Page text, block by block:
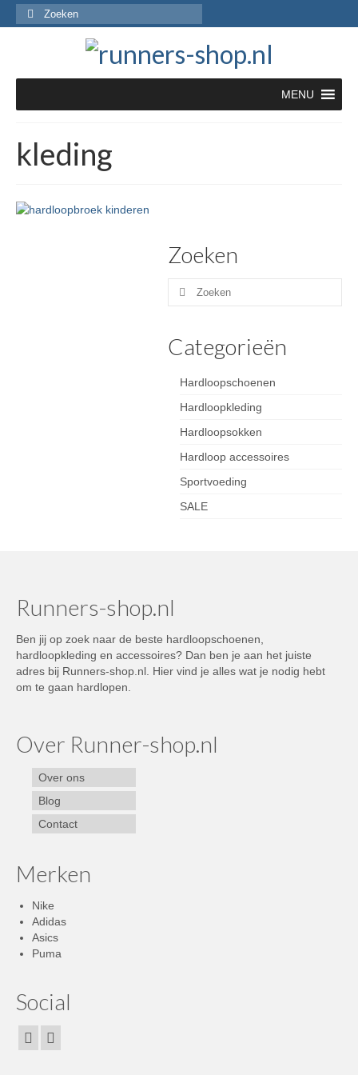
Zoeken
naar:
MENU
kleding
Zoeken
Zoeken
Categorieën
Hardloopschoenen
Hardloopkleding
Hardloopsokken
Hardloop accessoires
Sportvoeding
SALE
Runners-shop.nl
Ben jij op zoek naar de beste hardloopschoenen,
hardloopkleding en accessoires? Dan ben je aan het juiste
adres bij Runners-shop.nl. Hier vind je alles wat je nodig hebt
om te gaan hardlopen.
Over Runner-shop.nl
Over ons
Blog
Contact
Merken
Nike
Adidas
Asics
Puma
Social